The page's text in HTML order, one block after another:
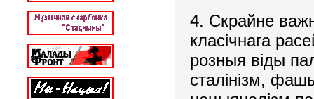
4. Скрайне
класічнага
розныя віды
сталінізм,